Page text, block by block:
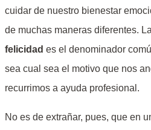
cuidar de nuestro bienestar
de muchas maneras diferentes. La
felicidad es el denominador
sea cual sea el motivo que nos
recurrimos a ayuda profesional.
No es de extrañar, pues, que en